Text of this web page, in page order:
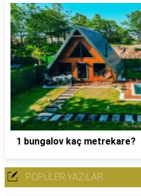
1 bungalov kaç metrekare?
POPÜLER YAZILAR